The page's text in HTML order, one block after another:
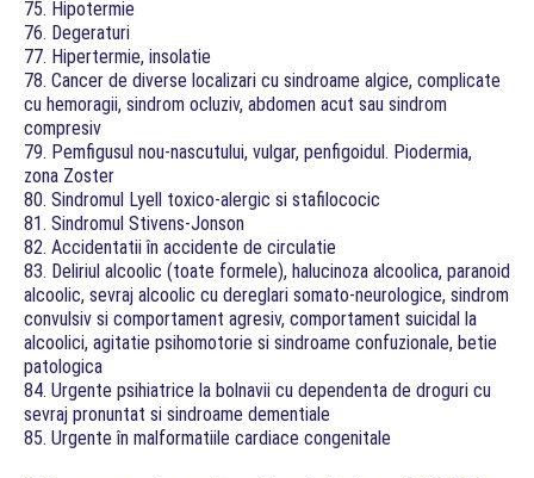
75. Hipotermie
76. Degeraturi
77. Hipertermie, insolatie
78. Cancer de diverse localizari cu sindroame algice, complicate
cu hemoragii, sindrom ocluziv, abdomen acut sau sindrom
compresiv
79. Pemfigusul nou-nascutului, vulgar, penfigoidul. Piodermia,
zona Zoster
80. Sindromul Lyell toxico-alergic si stafilococic
81. Sindromul Stivens-Jonson
82. Accidentatii în accidente de circulatie
83. Deliriul alcoolic (toate formele), halucinoza alcoolica, paranoid
alcoolic, sevraj alcoolic cu dereglari somato-neurologice, sindrom
convulsiv si comportament agresiv, comportament suicidal la
alcoolici, agitatie psihomotorie si sindroame confuzionale, betie
patologica
84. Urgente psihiatrice la bolnavii cu dependenta de droguri cu
sevraj pronuntat si sindroame dementiale
85. Urgente în malformatiile cardiace congenitale